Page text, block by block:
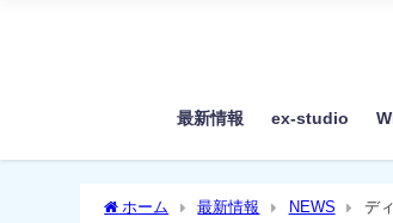
最新情報 ex-studio
ホーム 最新情報 NEWS デ